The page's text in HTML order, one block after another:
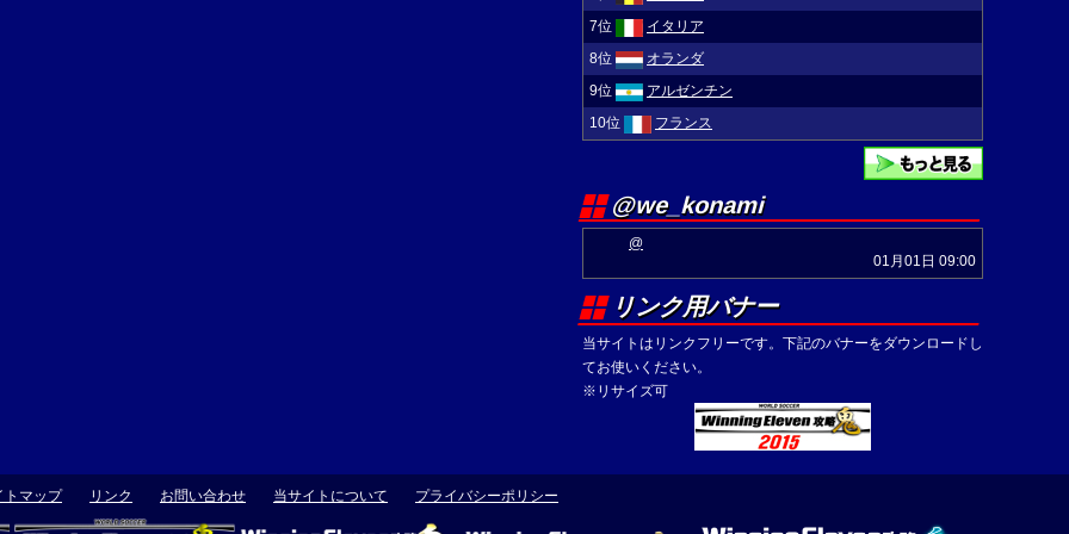
7位
イタリア
8位
オランダ
9位
アルゼンチン
10位
フランス
@we_konami
@
01月01日 09:00
リンク用バナー
当サイトはリンクフリーです。下記のバナーをダウンロードし
てお使いください。
※リサイズ可
トマップ リンク お問い合わせ 当サイトについて プライバシーポリシー